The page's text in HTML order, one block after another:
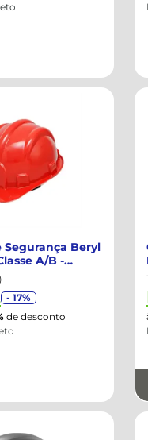
Segurança Beryl
A/B -
- 17%
de desconto